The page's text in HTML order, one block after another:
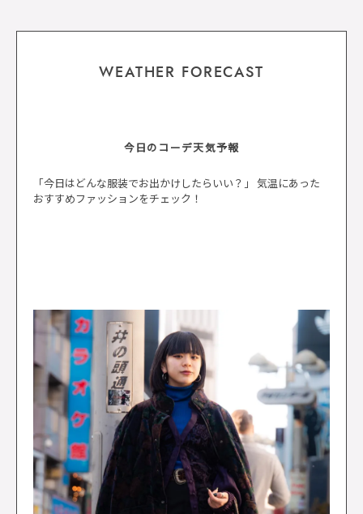
WEATHER FORECAST
今日のコーデ天気予報
「今日はどんな服装でお出かけしたらいい？」 気温にあった
おすすめファッションをチェック！